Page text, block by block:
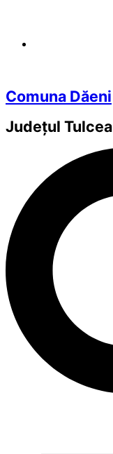
Comuna Dăeni
Județul Tulcea